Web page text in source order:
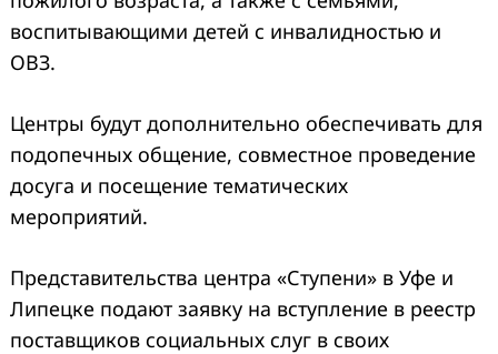
воспитывающими детей с инвалидностью и
ОВЗ.
Центры будут дополнительно обеспечивать для
подопечных общение, совместное проведение
досуга и посещение тематических
мероприятий.
Представительства центра «Ступени» в Уфе и
Липецке подают заявку на вступление в реестр
поставщиков социальных слуг в своих